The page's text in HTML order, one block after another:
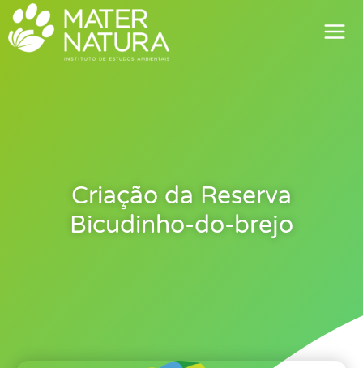
para
Criação da Reserva
Bicudinho-do-brejo